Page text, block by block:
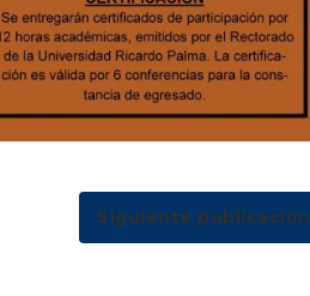
Siguiente publicación